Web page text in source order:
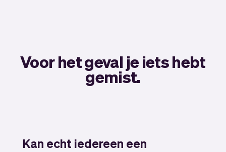
Voor het geval je iets hebt
gemist.
Kan echt iedereen een